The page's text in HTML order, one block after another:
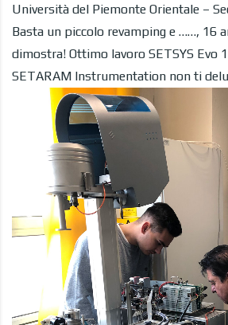
Università del Piemonte Orientale –
Basta un piccolo revamping e ……, 16
dimostra! Ottimo lavoro SETSYS Evo
SETARAM Instrumentation non ti